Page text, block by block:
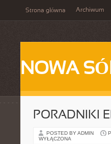
Strona główna Archiwum
NOWA
PORADNIKI
POSTED BY ADMIN
WYŁĄCZONA